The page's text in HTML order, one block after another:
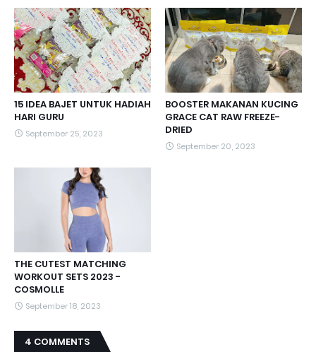
15 IDEA BAJET UNTUK HADIAH
HARI GURU
September 25, 2023
BOOSTER MAKANAN KUCING
GRACE CAT RAW FREEZE-
DRIED
September 20, 2023
THE CUTEST MATCHING
WORKOUT SETS 2023 -
COSMOLLE
September 18, 2023
4 COMMENTS